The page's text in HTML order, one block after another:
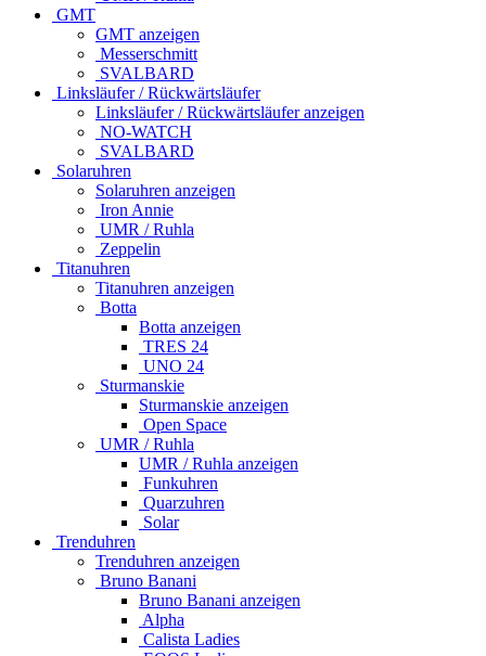
GMT
GMT anzeigen
Messerschmitt
SVALBARD
Linksläufer / Rückwärtsläufer
Linksläufer / Rückwärtsläufer anzeigen
NO-WATCH
SVALBARD
Solaruhren
Solaruhren anzeigen
Iron Annie
UMR / Ruhla
Zeppelin
Titanuhren
Titanuhren anzeigen
Botta
Botta anzeigen
TRES 24
UNO 24
Sturmanskie
Sturmanskie anzeigen
Open Space
UMR / Ruhla
UMR / Ruhla anzeigen
Funkuhren
Quarzuhren
Solar
Trenduhren
Trenduhren anzeigen
Bruno Banani
Bruno Banani anzeigen
Alpha
Calista Ladies